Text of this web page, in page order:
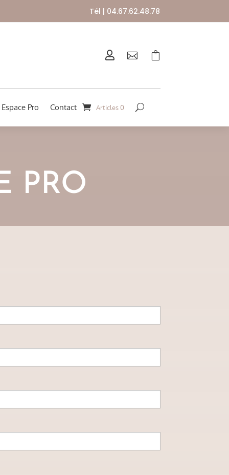
Tél | 04.67.62.48.78
  
Espace Pro Contact Articles 0
PRO